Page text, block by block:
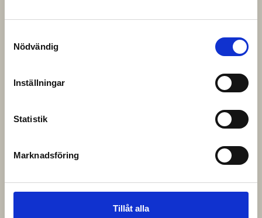
Nödvändig
Inställningar
Statistik
Marknadsföring
Tillåt alla